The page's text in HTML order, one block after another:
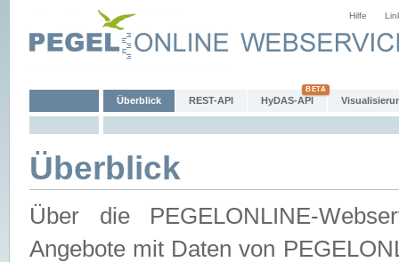
Hilfe
Überblick REST-API HyDAS-API
Überblick
Über die PEGELONLINE-
Angebote mit Daten von